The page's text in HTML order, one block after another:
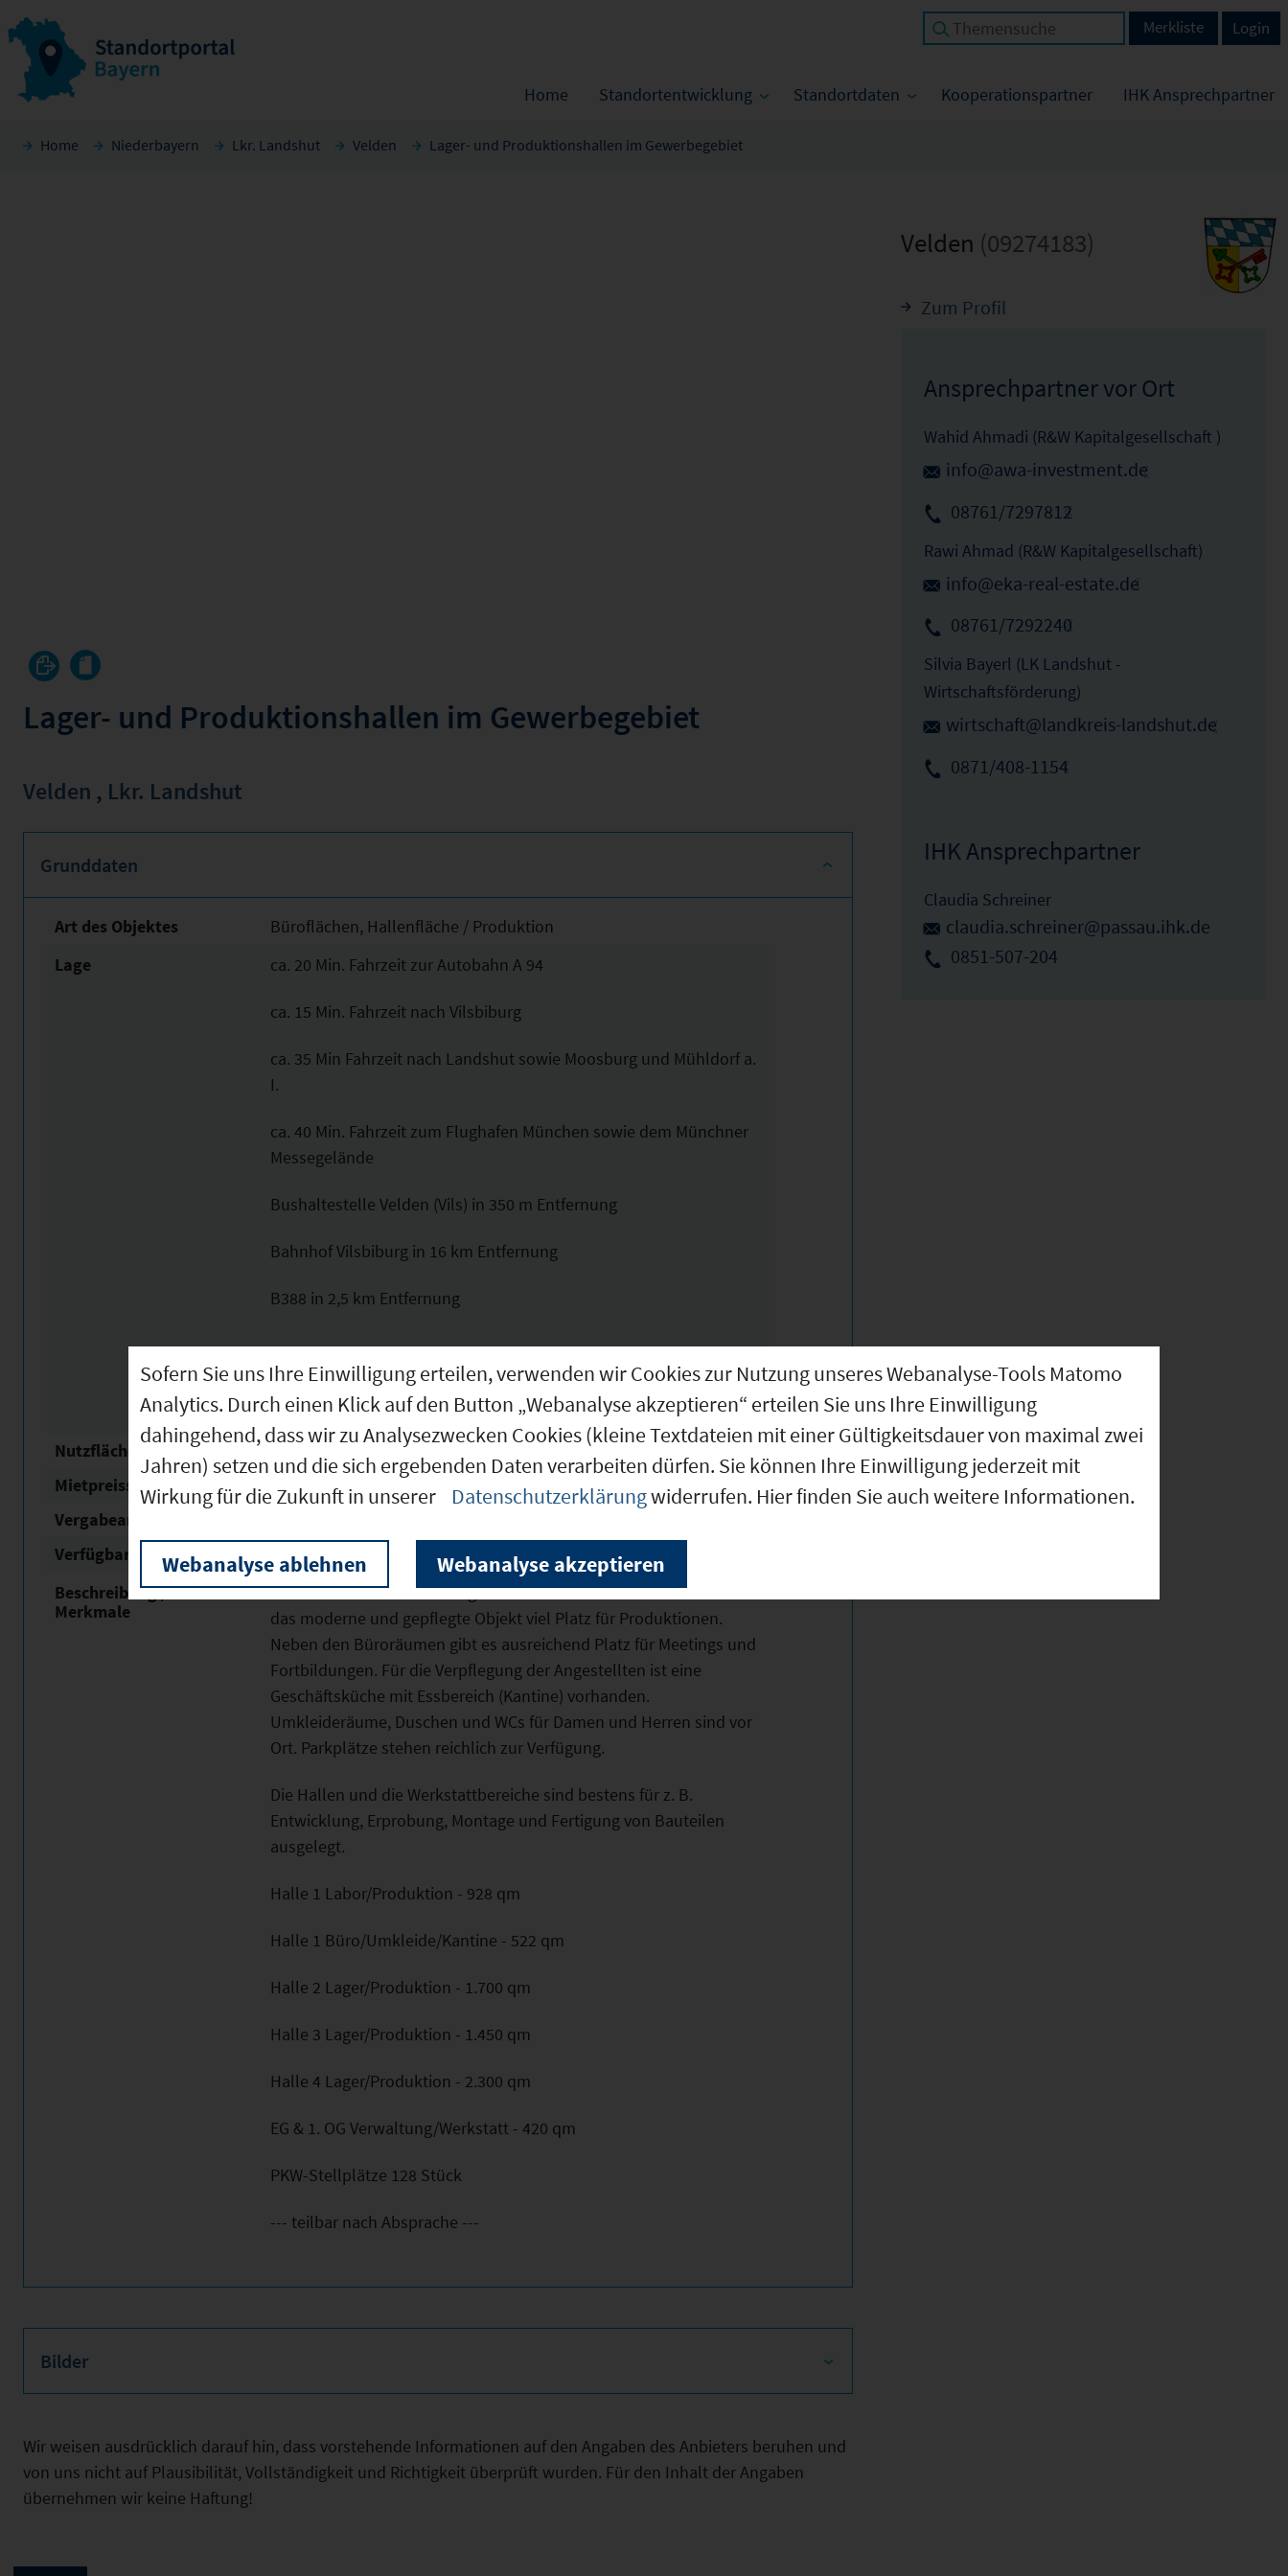
Home Standortentwicklung Standortdaten Kooperationspartner IHK Ansprechpartner
Login
Merkliste
Home Niederbayern Lkr. Landshut Velden Lager- und Produktionshallen im Gewerbegebiet
Lager- und Produktionshallen im Gewerbegebiet
Velden , Lkr. Landshut
Grunddaten
Art des Objektes
Büroflächen, Hallenfläche / Produktion
Lage
ca. 20 Min. Fahrzeit zur Autobahn A 94
ca. 15 Min. Fahrzeit nach Vilsbiburg
ca. 35 Min Fahrzeit nach Landshut sowie Moosburg und Mühldorf a.
I.
ca. 40 Min. Fahrzeit zum Flughafen München sowie dem Münchner
Messegelände
Bushaltestelle Velden (Vils) in 350 m Entfernung
Bahnhof Vilsbiburg in 16 km Entfernung
B388 in 2,5 km Entfernung
Nutzfläche
Mietpreisspanne
6,3 - 8 € /m²
Vergabeart
Verfügbar ab
10.01.2024
Beschreibung / besondere
Merkmale
Mit vier freundlich und hell gestalteten Produktionshallen bietet
das moderne und gepflegte Objekt viel Platz für Produktionen.
Neben den Büroräumen gibt es ausreichend Platz für Meetings und
Fortbildungen. Für die Verpflegung der Angestellten ist eine
Geschäftsküche mit Essbereich (Kantine) vorhanden.
Umkleideräume, Duschen und WCs für Damen und Herren sind vor
Ort. Parkplätze stehen reichlich zur Verfügung.
Die Hallen und die Werkstattbereiche sind bestens für z. B.
Entwicklung, Erprobung, Montage und Fertigung von Bauteilen
ausgelegt.
Halle 1 Labor/Produktion - 928 qm
Halle 1 Büro/Umkleide/Kantine - 522 qm
Halle 2 Lager/Produktion - 1.700 qm
Halle 3 Lager/Produktion - 1.450 qm
Halle 4 Lager/Produktion - 2.300 qm
EG & 1. OG Verwaltung/Werkstatt - 420 qm
PKW-Stellplätze 128 Stück
--- teilbar nach Absprache ---
Bilder
Wir weisen ausdrücklich darauf hin, dass vorstehende Informationen auf den Angaben des Anbieters beruhen und
von uns nicht auf Plausibilität, Vollständigkeit und Richtigkeit überprüft wurden. Für den Inhalt der Angaben
übernehmen wir keine Haftung!
Velden (09274183)
Zum Profil
Ansprechpartner vor Ort
Wahid Ahmadi (R&W Kapitalgesellschaft )
info@awa-investment.de
08761/7297812
Rawi Ahmad (R&W Kapitalgesellschaft)
info@eka-real-estate.de
08761/7292240
Silvia Bayerl (LK Landshut -
Wirtschaftsförderung)
wirtschaft@landkreis-landshut.de
0871/408-1154
IHK Ansprechpartner
Claudia Schreiner
claudia.schreiner@passau.ihk.de
0851-507-204
Sofern Sie uns Ihre Einwilligung erteilen, verwenden wir Cookies zur Nutzung unseres Webanalyse-Tools Matomo
Analytics. Durch einen Klick auf den Button „Webanalyse akzeptieren“ erteilen Sie uns Ihre Einwilligung
dahingehend, dass wir zu Analysezwecken Cookies (kleine Textdateien mit einer Gültigkeitsdauer von maximal zwei
Jahren) setzen und die sich ergebenden Daten verarbeiten dürfen. Sie können Ihre Einwilligung jederzeit mit
Wirkung für die Zukunft in unserer
Datenschutzerklärungwiderrufen. Hier finden Sie auch weitere Informationen.
Webanalyse ablehnen Webanalyse akzeptieren